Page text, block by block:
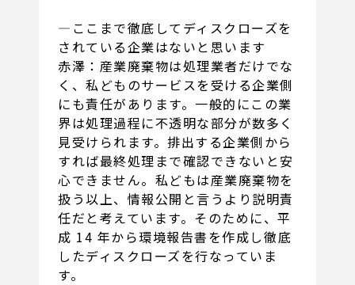
―ここまで徹底してディスクローズを
されている企業はないと思います
赤澤：産業廃棄物は処理業者だけでな
く、私どものサービスを受ける企業側
にも責任があります。一般的にこの業
界は処理過程に不透明な部分が数多く
見受けられます。排出する企業側から
すれば最終処理まで確認できないと安
心できません。私どもは産業廃棄物を
扱う以上、情報公開と言うより説明責
任だと考えています。そのために、平
成 14 年から環境報告書を作成し徹底
したディスクローズを行なっていま
す。